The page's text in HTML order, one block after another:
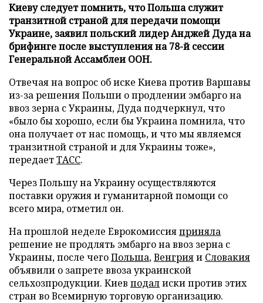
Киеву следует помнить, что Польша служит
транзитной страной для передачи помощи
Украине, заявил польский лидер Анджей Дуда на
брифинге после выступления на 78-й сессии
Генеральной Ассамблеи ООН.
Отвечая на вопрос об иске Киева против Варшавы
из-за решения Польши о продлении эмбарго на
ввоз зерна с Украины, Дуда подчеркнул, что
«было бы хорошо, если бы Украина помнила, что
она получает от нас помощь, и что мы являемся
транзитной страной и для Украины тоже»,
передаетТАСС.
Через Польшу на Украину осуществляются
поставки оружия и гуманитарной помощи со
всего мира, отметил он.
На прошлой неделе Еврокомиссияприняла
решение не продлять эмбарго на ввоз зерна с
Украины, после чегоПольша,Венгрияи Словакия
объявили о запрете ввоза украинской
сельхозпродукции. Киев подалиски против этих
стран во Всемирную торговую организацию.